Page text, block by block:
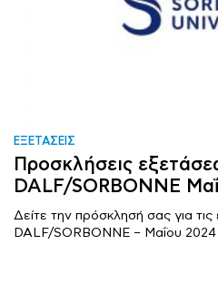
ΕΞΕΤΑΣΕΙΣ
Προσκλήσεις
DALF/SORBONNE
Δείτε την πρόσκλησή σας για
DALF/SORBONNE – Μαΐου 2024